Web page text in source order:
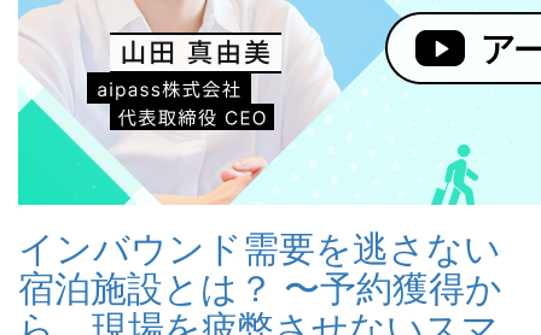
インバウンド需要を逃さない
宿泊施設とは？ 〜予約獲得か